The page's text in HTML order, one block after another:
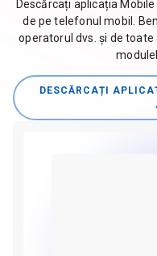
Descărcați aplicația
de pe telefonul mobil.
operatorul dvs. și de
DESCĂRCAȚI